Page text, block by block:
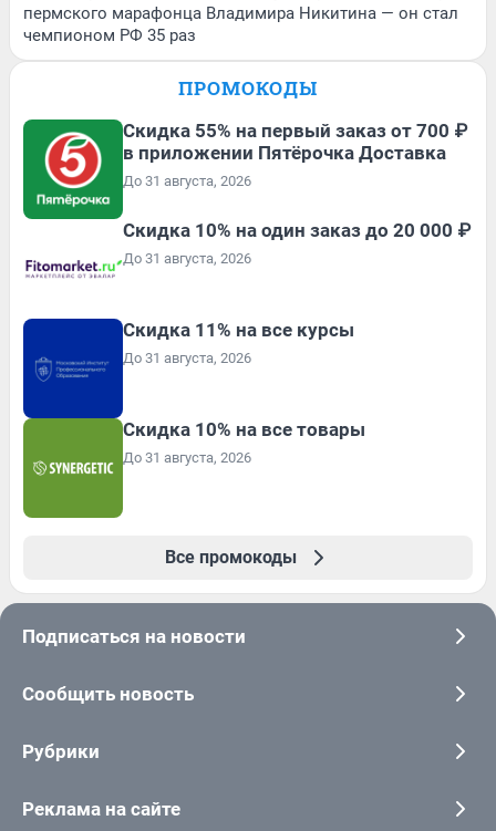
пермского марафонца Владимира Никитина — он стал
чемпионом РФ 35 раз
ПРОМОКОДЫ
Скидка 55% на первый заказ от 700 ₽
в приложении Пятёрочка Доставка
До 31 августа, 2026
Скидка 10% на один заказ до 20 000 ₽
До 31 августа, 2026
Скидка 11% на все курсы
До 31 августа, 2026
Скидка 10% на все товары
До 31 августа, 2026
Все промокоды
Подписаться на новости
Сообщить новость
Рубрики
Реклама на сайте